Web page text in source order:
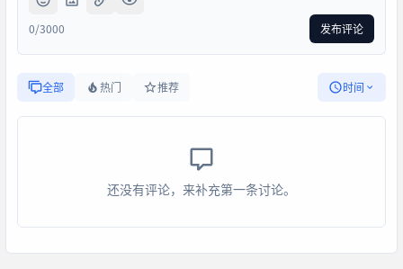
0/3000 发布评论
全部 热门 推荐 时间
还没有评论，来补充第一条讨论。